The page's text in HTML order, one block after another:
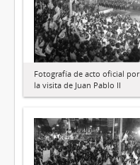
Fotografía de acto oficial por
la visita de Juan Pablo II